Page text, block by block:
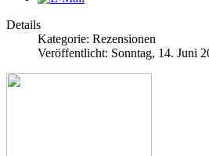
Details
Kategorie: Rezensionen
Veröffentlicht: Sonntag, 14. Juni